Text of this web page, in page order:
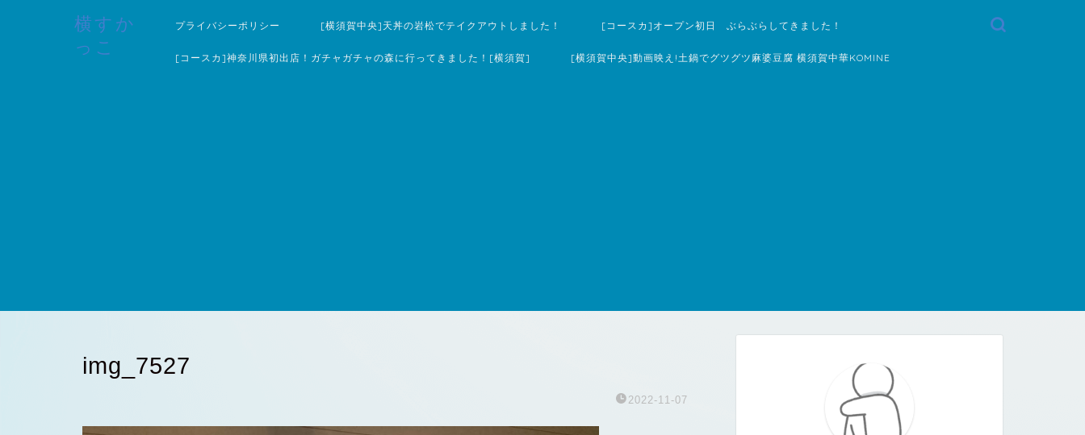
横すか
っこ
プライバシーポリシー [横須賀中央]天丼の岩松でテイクアウトしました！ [コースカ]オープン初日 ぶらぶらしてきました！
[コースカ]神奈川県初出店！ガチャガチャの森に行ってきました！[横須賀] [横須賀中央]動画映え!土鍋でグツグツ麻婆豆腐 横須賀中華KOMINE
img_7527
2022-11-07